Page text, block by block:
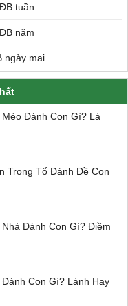
tuần
năm
ngày mai
Đánh Con Gì? Là
Trong Tổ Đánh Đề Con
Đánh Con Gì? Điềm
Con Gì? Lành Hay